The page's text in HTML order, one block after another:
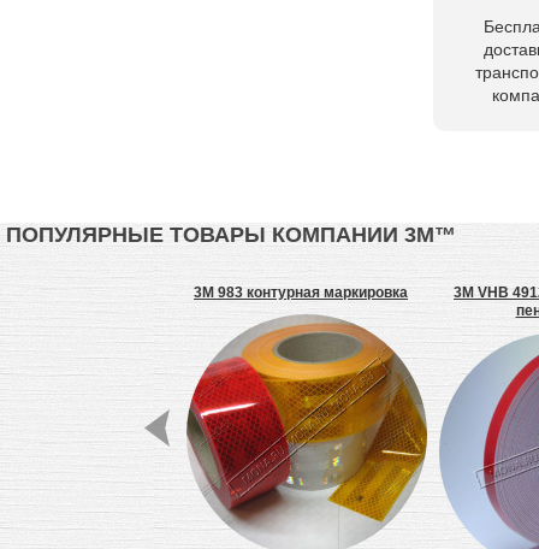
ПОПУЛЯРНЫЕ ТОВАРЫ КОМПАНИИ 3М™
3M 983 контурная маркировка
3M VHB